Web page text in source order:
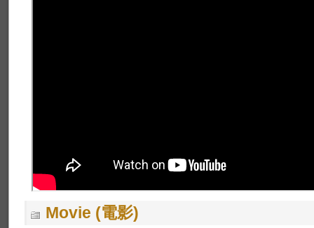
Movie (電影)